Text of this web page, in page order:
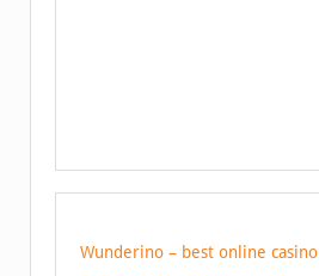
Wunderino – best online casino